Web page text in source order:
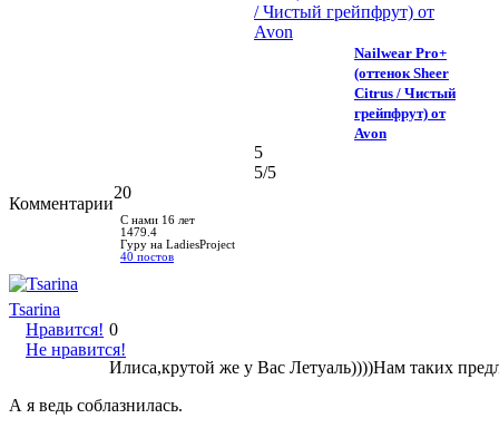
Nailwear Pro+
(оттенок Sheer
Citrus / Чистый
грейпфрут) от
Avon
5
5/5
Комментарии
20
С нами 16 лет
1479.4
Гуру на LadiesProject
40 постов
Tsarina
Нравится!
Не нравится!
0
Илиса,крутой же у Вас Летуаль))))Нам таких
А я ведь соблазнилась.